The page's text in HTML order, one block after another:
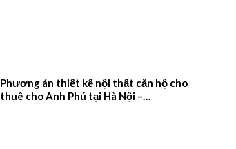
Phương án thiết kế nội thất căn hộ cho
thuê cho Anh Phú tại Hà Nội –